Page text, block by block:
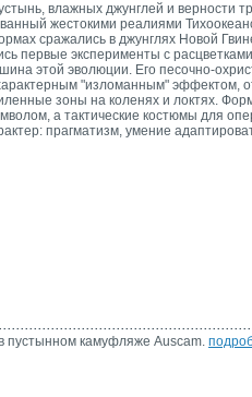
влажных джунглей и верности
жестокими реалиями
сражались в джунглях Новой
первые эксперименты с
этой эволюции. Его песочно-
"изломанным" эффектом,
зоны на коленях и локтях.
а тактические костюмы для
прагматизм, умение
пустынном камуфляже Auscam.